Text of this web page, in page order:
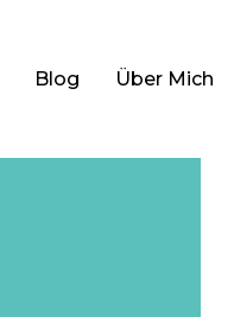
Blog Über Mich